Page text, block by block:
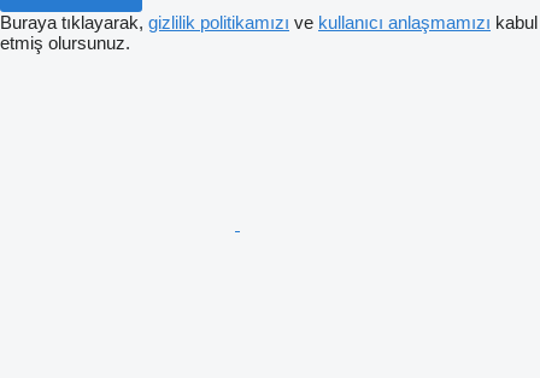
Buraya tıklayarak, gizlilik politikamızı ve kullanıcı anlaşmamızı kabul
etmiş olursunuz.